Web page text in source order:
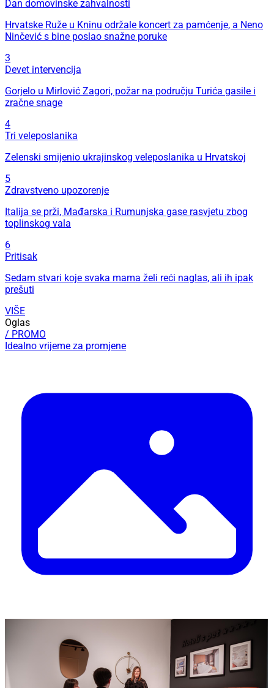
Dan domovinske zahvalnosti
Hrvatske Ruže u Kninu održale koncert za pamćenje, a Neno
Ninčević s bine poslao snažne poruke
3
Devet intervencija
Gorjelo u Mirlović Zagori, požar na području Turića gasile i
zračne snage
4
Tri veleposlanika
Zelenski smijenio ukrajinskog veleposlanika u Hrvatskoj
5
Zdravstveno upozorenje
Italija se prži, Mađarska i Rumunjska gase rasvjetu zbog
toplinskog vala
6
Pritisak
Sedam stvari koje svaka mama želi reći naglas, ali ih ipak
prešuti
VIŠE
Oglas
/ PROMO
Idealno vrijeme za promjene